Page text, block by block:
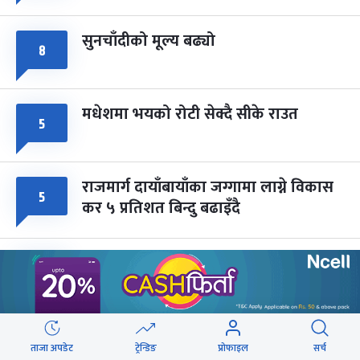
८ सुनचाँदीको मूल्य बढ्यो
५ मधेशमा भयको रोटी सेक्दै सीके राउत
५ राजमार्ग दायाँबायाँका जग्गामा लाग्ने विकास
कर ५ प्रतिशत बिन्दु बढाइँदै
५ मोहन तिम्सिनाजी- मार्क्सवाद देववाणी होइन,
अपव्याख्या नगरौं
५ महानगरका १८७ सहकारीले फिर्ता दिन
ताजा अपडेट ट्रेन्डिङ प्रोफाइल सर्च